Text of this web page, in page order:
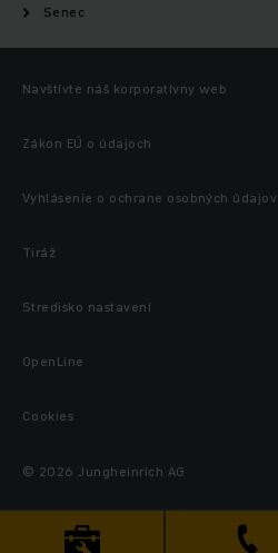
Senec
Navštívte náš korporatívny web
Zákon EÚ o údajoch
Vyhlásenie o ochrane osobných údajov
Tiráž
Stredisko nastavení
OpenLine
Cookies
© 2026 Jungheinrich AG